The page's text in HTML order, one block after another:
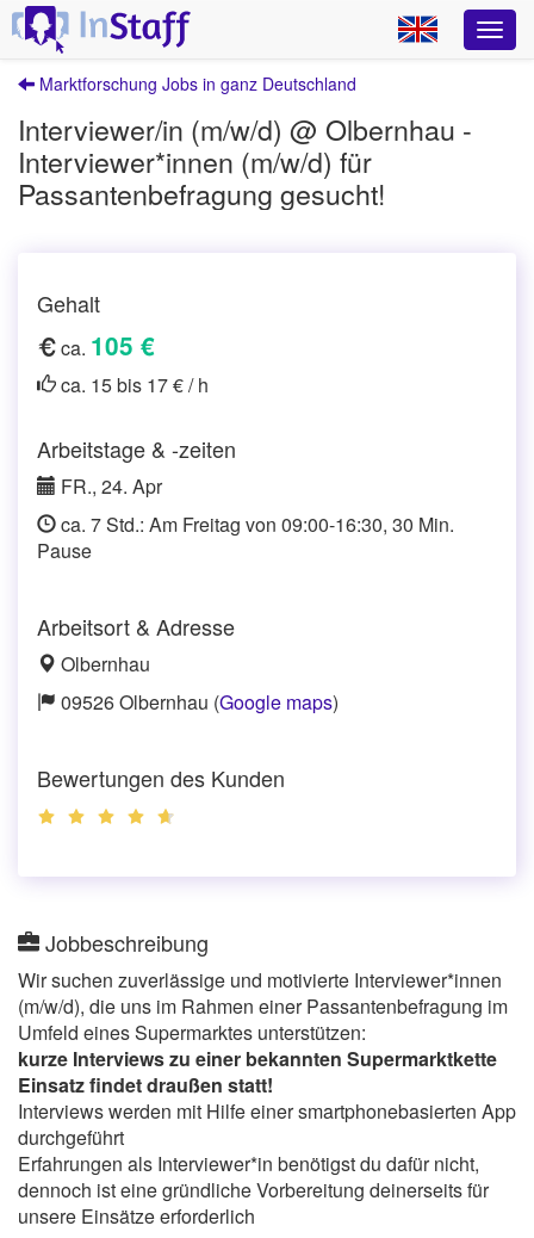
Marktforschung Jobs in ganz Deutschland
Interviewer/in (m/w/d) @ Olbernhau -
Interviewer*innen (m/w/d) für
Passantenbefragung gesucht!
Gehalt
ca. 105 €
ca. 15 bis 17 € / h
Arbeitstage & -zeiten
FR., 24. Apr
ca. 7 Std.: Am Freitag von 09:00-16:30, 30 Min.
Pause
Arbeitsort & Adresse
Olbernhau
09526 Olbernhau (Google maps)
Bewertungen des Kunden
Jobbeschreibung
Wir suchen zuverlässige und motivierte Interviewer*innen
(m/w/d), die uns im Rahmen einer Passantenbefragung im
Umfeld eines Supermarktes unterstützen:
kurze Interviews zu einer bekannten Supermarktkette
Einsatz findet draußen statt!
Interviews werden mit Hilfe einer smartphonebasierten App
durchgeführt
Erfahrungen als Interviewer*in benötigst du dafür nicht,
dennoch ist eine gründliche Vorbereitung deinerseits für
unsere Einsätze erforderlich